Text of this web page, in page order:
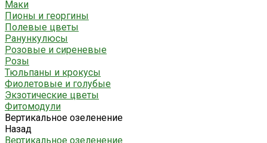
Маки
Пионы и георгины
Полевые цветы
Ранункулюсы
Розовые и сиреневые
Розы
Тюльпаны и крокусы
Фиолетовые и голубые
Экзотические цветы
Фитомодули
Вертикальное озеленение
Назад
Вертикальное озеленение